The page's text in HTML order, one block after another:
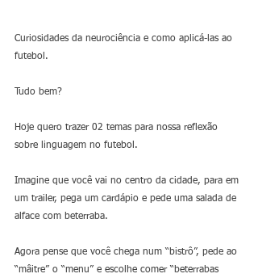
Curiosidades da neurociência e como aplicá-las ao
futebol.
Tudo bem?
Hoje quero trazer 02 temas para nossa reflexão
sobre linguagem no futebol.
Imagine que você vai no centro da cidade, para em
um trailer, pega um cardápio e pede uma salada de
alface com beterraba.
Agora pense que você chega num “bistrô”, pede ao
“mâitre” o “menu” e escolhe comer “beterrabas